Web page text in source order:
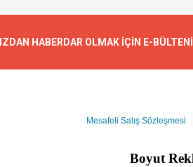
HABERDAR OLMAK İÇİN E-
Mesafeli Satış Sözleşmesi
Boyut